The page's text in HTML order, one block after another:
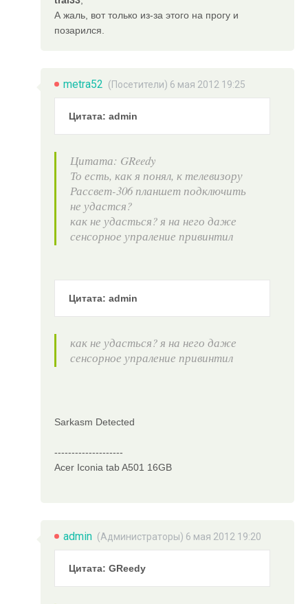
А жаль, вот только из-за этого на прогу и
позарился.
metra52 (Посетители) 6 мая 2012 19:25
Цитата: admin
Цитата: GReedy
То есть, как я понял, к телевизору
Рассвет-306 планшет подключить
не удастся?
как не удасться? я на него даже
сенсорное упраление привинтил
Цитата: admin
как не удасться? я на него даже
сенсорное упраление привинтил
Sarkasm Detected
--------------------
Acer Iconia tab A501 16GB
admin (Администраторы) 6 мая 2012 19:20
Цитата: GReedy